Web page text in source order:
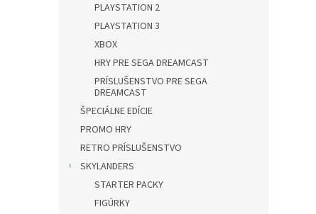
PLAYSTATION 2
PLAYSTATION 3
XBOX
HRY PRE SEGA DREAMCAST
PRÍSLUŠENSTVO PRE SEGA
DREAMCAST
ŠPECIÁLNE EDÍCIE
PROMO HRY
RETRO PRÍSLUŠENSTVO
SKYLANDERS
STARTER PACKY
FIGÚRKY